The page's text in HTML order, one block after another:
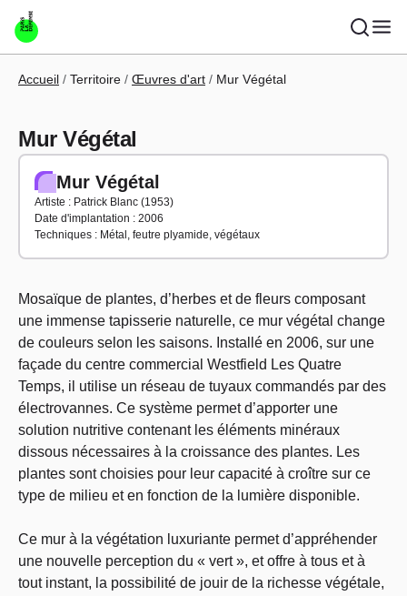
Aller au contenu principal
Fil d'Ariane
Accueil Territoire Œuvres d'art Mur Végétal
Mur Végétal
Mur Végétal
Artiste : Patrick Blanc (1953)
Date d'implantation : 2006
Techniques : Métal, feutre plyamide, végétaux
Mosaïque de plantes, d’herbes et de fleurs composant
une immense tapisserie naturelle, ce mur végétal change
de couleurs selon les saisons. Installé en 2006, sur une
façade du centre commercial Westfield Les Quatre
Temps, il utilise un réseau de tuyaux commandés par des
électrovannes. Ce système permet d’apporter une
solution nutritive contenant les éléments minéraux
dissous nécessaires à la croissance des plantes. Les
plantes sont choisies pour leur capacité à croître sur ce
type de milieu et en fonction de la lumière disponible.
Ce mur à la végétation luxuriante permet d’appréhender
une nouvelle perception du « vert », et offre à tous et à
tout instant, la possibilité de jouir de la richesse végétale,